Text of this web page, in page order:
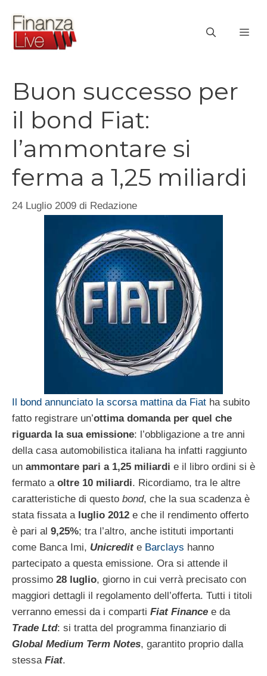
contenuto
Buon successo per
il bond Fiat:
l’ammontare si
ferma a 1,25 miliardi
24 Luglio 2009 di Redazione
Il bond annunciato la scorsa mattina da Fiat ha subito
fatto registrare un’ottima domanda per quel che
riguarda la sua emissione: l’obbligazione a tre anni
della casa automobilistica italiana ha infatti raggiunto
un ammontare pari a 1,25 miliardi e il libro ordini si è
fermato a oltre 10 miliardi. Ricordiamo, tra le altre
caratteristiche di questo bond, che la sua scadenza è
stata fissata a luglio 2012 e che il rendimento offerto
è pari al 9,25%; tra l’altro, anche istituti importanti
come Banca Imi, Unicredite Barclays hanno
partecipato a questa emissione. Ora si attende il
prossimo 28 luglio, giorno in cui verrà precisato con
maggiori dettagli il regolamento dell’offerta. Tutti i titoli
verranno emessi da i comparti Fiat Finance e da
Trade Ltd: si tratta del programma finanziario di
Global Medium Term Notes, garantito proprio dalla
stessa Fiat.